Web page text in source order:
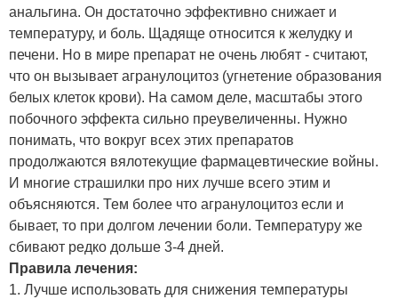
анальгина. Он достаточно эффективно снижает и
температуру, и боль. Щадяще относится к желудку и
печени. Но в мире препарат не очень любят - считают,
что он вызывает агранулоцитоз (угнетение образования
белых клеток крови). На самом деле, масштабы этого
побочного эффекта сильно преувеличенны. Нужно
понимать, что вокруг всех этих препаратов
продолжаются вялотекущие фармацевтические войны.
И многие страшилки про них лучше всего этим и
объясняются. Тем более что агранулоцитоз если и
бывает, то при долгом лечении боли. Температуру же
сбивают редко дольше 3-4 дней.
Правила лечения:
1. Лучше использовать для снижения температуры